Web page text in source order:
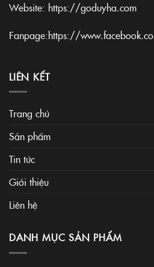
Website: https://goduyha.com
Fanpage:https://
LIÊN KẾT
Trang chủ
Sản phẩm
Tin tức
Giới thiệu
Liên hệ
DANH MỤC SẢN PHẨM